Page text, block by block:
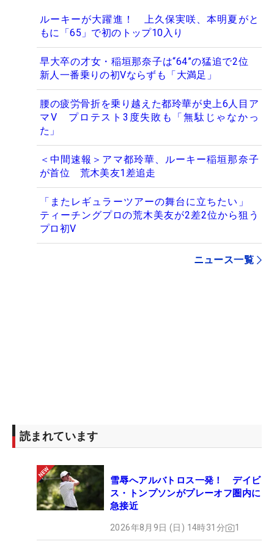
ルーキーが大躍進！ 上久保実咲、本明夏がと
もに「65」で初のトップ10入り
早大卒の才女・稲垣那奈子は“64”の猛追で2位
新人一番乗りの初Vならずも「大満足」
腰の疲労骨折を乗り越えた都玲華が史上6人目ア
マV プロテスト3度失敗も「無駄じゃなかっ
た」
＜中間速報＞アマ都玲華、ルーキー稲垣那奈子
が首位 荒木美友1差追走
「またレギュラーツアーの舞台に立ちたい」
ティーチングプロの荒木美友が2差2位から狙う
プロ初V
ニュース一覧
読まれています
雪辱へアルバトロス一発！ デイビ
ス・トンプソンがプレーオフ圏内に
急接近
2026年8月9日 (日) 14時31分 1